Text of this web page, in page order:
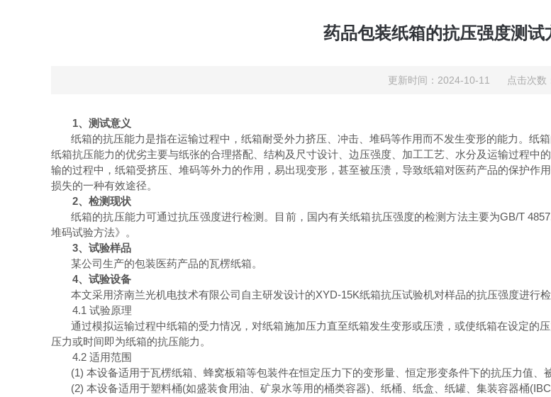
药品包装纸箱的抗压强度测试
更新时间：2024-10-11 点击次数
1、测试意义
纸箱的抗压能力是指在运输过程中，纸箱耐受外力挤压、冲击、堆码等作用而不发生变形的能力。纸
纸箱抗压能力的优劣主要与纸张的合理搭配、结构及尺寸设计、边压强度、加工工艺、水分及运输过程中
输的过程中，纸箱受挤压、堆码等外力的作用，易出现变形，甚至被压溃，导致纸箱对医药产品的保护
损失的一种有效途径。
2、检测现状
纸箱的抗压能力可通过抗压强度进行检测。目前，国内有关纸箱抗压强度的检测方法主要为GB/T
堆码试验方法》。
3、试验样品
某公司生产的包装医药产品的瓦楞纸箱。
4、试验设备
本文采用济南兰光机电技术有限公司自主研发设计的XYD-15K纸箱抗压试验机对样品的抗压强度进行检
4.1 试验原理
通过模拟运输过程中纸箱的受力情况，对纸箱施加压力直至纸箱发生变形或压溃，或使纸箱在设定的
压力或时间即为纸箱的抗压能力。
4.2 适用范围
(1) 本设备适用于瓦楞纸箱、蜂窝板箱等包装件在恒定压力下的变形量、恒定形变条件下的抗压力值、
(2) 本设备适用于塑料桶(如盛装食用油、矿泉水等用的桶类容器) 、纸桶、纸盒、纸罐、集装容器桶(IBC